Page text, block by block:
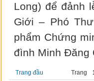
Long) để đảnh
Giới – Phó
phẩm Chứng
đình Minh Đăng
Trang đầu Trang